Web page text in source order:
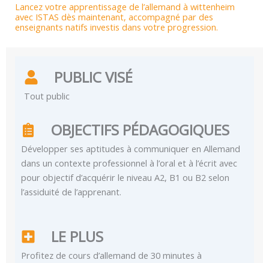
Lancez votre apprentissage de l’allemand à wittenheim
avec ISTAS dès maintenant, accompagné par des
enseignants natifs investis dans votre progression.
PUBLIC VISÉ
Tout public
OBJECTIFS PÉDAGOGIQUES
Développer ses aptitudes à communiquer en Allemand
dans un contexte professionnel à l’oral et à l’écrit avec
pour objectif d’acquérir le niveau A2, B1 ou B2 selon
l’assiduité de l’apprenant.
LE PLUS
Profitez de cours d’allemand de 30 minutes à